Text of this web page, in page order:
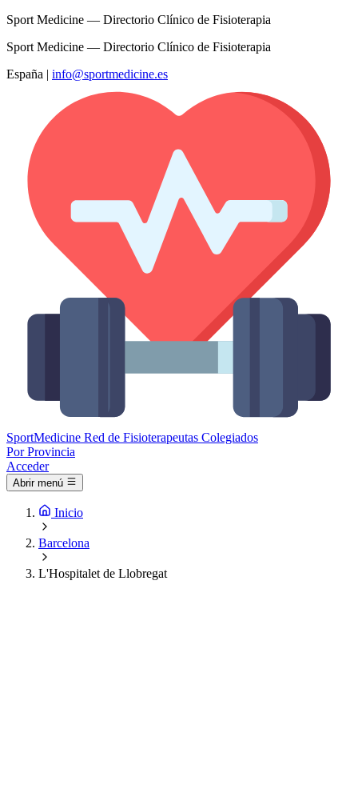
Sport Medicine — Directorio Clínico de Fisioterapia
Sport Medicine — Directorio Clínico de Fisioterapia
España | info@sportmedicine.es
SportMedicine Red de Fisioterapeutas Colegiados
Por Provincia
Acceder
Abrir menú
Inicio
Barcelona
L'Hospitalet de Llobregat